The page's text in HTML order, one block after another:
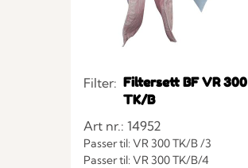
Filter: Filtersett BF VR 300
TK/B
Art nr.: 14952
Passer til: VR 300 TK/B /3
Passer til: VR 300 TK/B/4